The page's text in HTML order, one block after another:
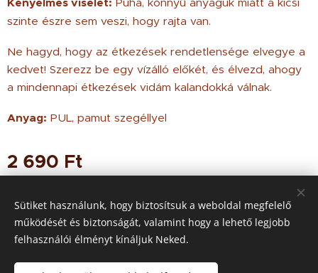
Kényelmes viselet:
szinte észre sem veszi, hogy rajta van.
Ne hagyd, hogy az étkezések rendetlensége elvegye a
kedvet! Szerezz be egy vízálló előkét, és élvezd, ahogy
a mindennapi étkezések vidám kalandokká válnak.
Anyag: PUL, pamut szegéllyel
2 690 Ft
© 2021 Minden jog
fenntartva
Sütiket használunk, hogy biztosítsuk a weboldal megfelelő
működését és biztonságát, valamint hogy a lehető legjobb
felhasználói élményt kínáljuk Neked.